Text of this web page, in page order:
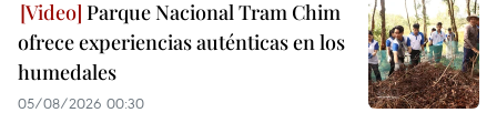
Parque Nacional Tram Chim
ofrece experiencias auténticas en los
humedales
05/08/2026 00:30